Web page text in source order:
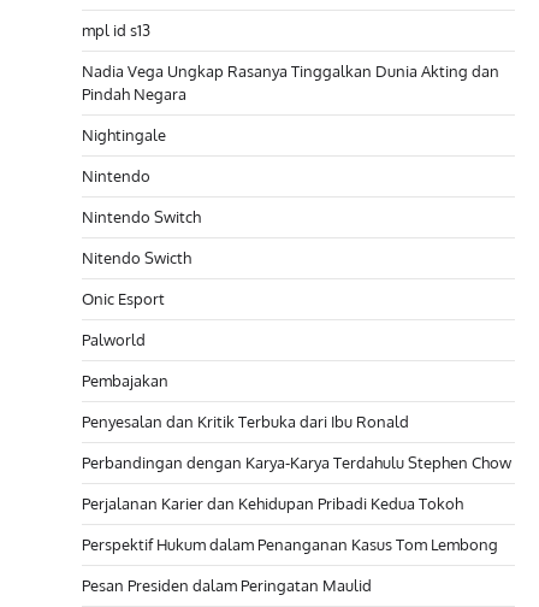
mpl id s13
Nadia Vega Ungkap Rasanya Tinggalkan Dunia Akting dan
Pindah Negara
Nightingale
Nintendo
Nintendo Switch
Nitendo Swicth
Onic Esport
Palworld
Pembajakan
Penyesalan dan Kritik Terbuka dari Ibu Ronald
Perbandingan dengan Karya-Karya Terdahulu Stephen Chow
Perjalanan Karier dan Kehidupan Pribadi Kedua Tokoh
Perspektif Hukum dalam Penanganan Kasus Tom Lembong
Pesan Presiden dalam Peringatan Maulid